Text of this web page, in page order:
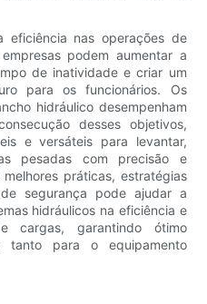
eficiência nas operações de
podem aumentar a
de inatividade e criar um
para os funcionários. Os
hidráulico desempenham
desses objetivos,
​​e versáteis para levantar,
pesadas com precisão e
práticas, estratégias
segurança pode ajudar a
hidráulicos na eficiência e
cargas, garantindo ótimo
tanto para o equipamento